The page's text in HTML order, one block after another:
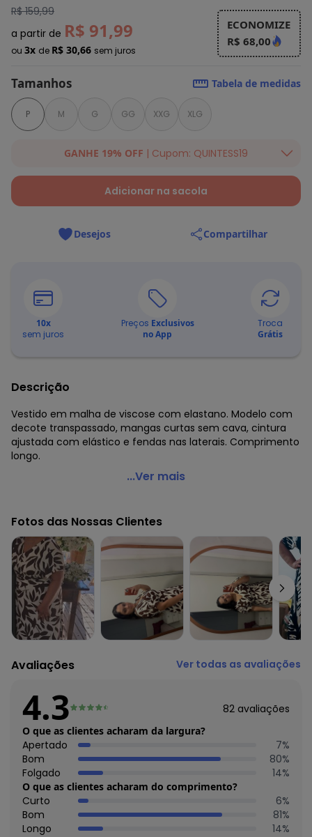
R$ 159,99
a partir de R$ 91,99
ou 3x de R$ 30,66 sem juros
ECONOMIZE
R$ 68,00
Tamanhos Tabela de medidas
P M G GG XXG XLG
GANHE 19% OFF | Cupom: QUINTESS19
Ganhe 19% OFF Extra em qualquer valor, usando o cupom:
QUINTESS19. Válido para toda loja Quintess, até 07/08/2026.
Adicionar na sacola
Desejos Compartilhar
10x
sem juros
Preços Exclusivos
no App
Troca
Grátis
Descrição
Vestido em malha de viscose com elastano. Modelo com
decote transpassado, mangas curtas sem cava, cintura
ajustada com elástico e fendas nas laterais. Comprimento
longo.
Quintess - Vestido Folhagem Marinho Longo com
Código do produto: 3639403
Modelagem: Solto
Comprimento da manga: Curta
Comprimento: Longo
Decote frente: Transpassado
Complemento: Elástico na cintura; fenda(s)
Tecido: Malha
Composição: Conforme imagem etiqueta
Histórico de preços
O preço apresentado abaixo é o menor oferecido em
algum dia do mês, para o menor tamanho disponível.
julho/2026 R$ 81,99
junho/2026 N/D*
maio/2026
abril/2026 R$ 111,99
março/2026 R$ 111,99
fevereiro/2026 R$ 131,99
...Ver mais
Fotos das Nossas Clientes
Avaliações Ver todas as avaliações
4.3 82 avaliações
O que as clientes acharam da largura?
Apertado 7%
Bom
80%
Folgado
14%
O que as clientes acharam do comprimento?
Curto 6%
Bom
81%
Longo
14%